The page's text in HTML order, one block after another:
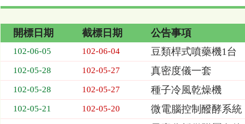
購
表，
位
開標日期 截標日期 公告事項
102-06-05 102-06-04 豆類桿式噴藥機1台
102-05-28 102-05-27 真密度儀一套
102-05-28 102-05-27 種子冷風乾燥機
102-05-21 102-05-20 微電腦控制醱酵系統